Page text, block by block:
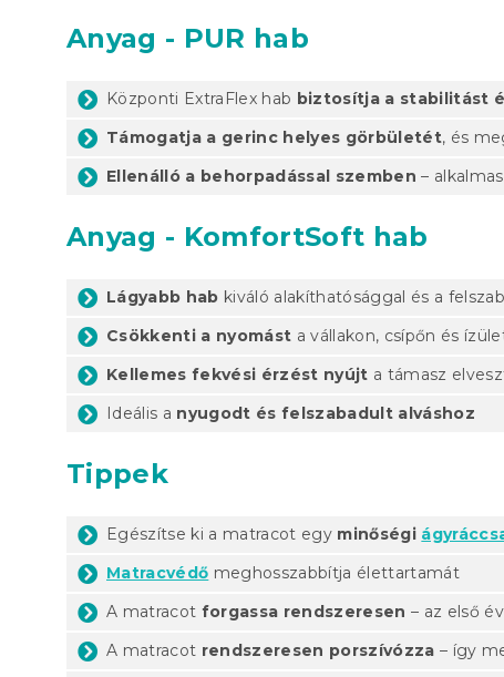
Anyag - PUR hab
Központi ExtraFlex hab biztosítja a stabilitást
Támogatja a gerinc helyes görbületét, és
Ellenálló a behorpadással szemben –
Anyag - KomfortSoft hab
Lágyabb hab kiváló alakíthatósággal és a
Csökkenti a nyomást a vállakon, csípőn és
Kellemes fekvési érzést nyújt a támasz
Ideális a nyugodt és felszabadult alváshoz
Tippek
Egészítse ki a matracot egy minőségi
Matracvédő meghosszabbítja élettartamát
A matracot forgassa rendszeresen – az első
A matracot rendszeresen porszívózza – így